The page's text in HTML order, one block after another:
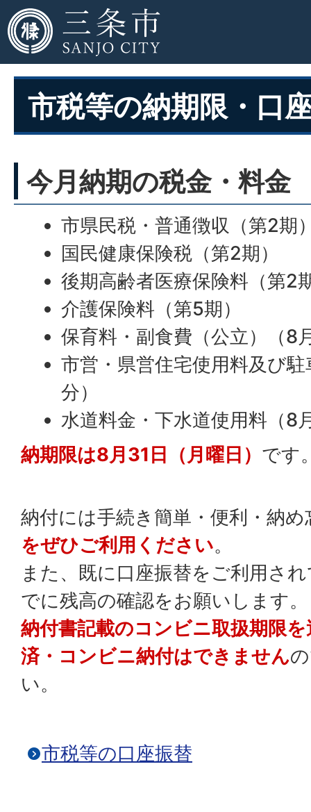
市税等の納期限・口
今月納期の税金・料金
市県民税・普通徴収（第2期
国民健康保険税（第2期）
後期高齢者医療保険料（第2
介護保険料（第5期）
保育料・副食費（公立）（8
市営・県営住宅使用料及び
分）
水道料金・下水道使用料（8
納期限は8月31日（月曜日） です
納付には手続き簡単・便利・納
をぜひご利用ください。
また、既に口座振替をご利用さ
でに残高の確認をお願いします。
納付書記載のコンビニ取扱期限
済・コンビニ納付はできません
い。
市税等の口座振替